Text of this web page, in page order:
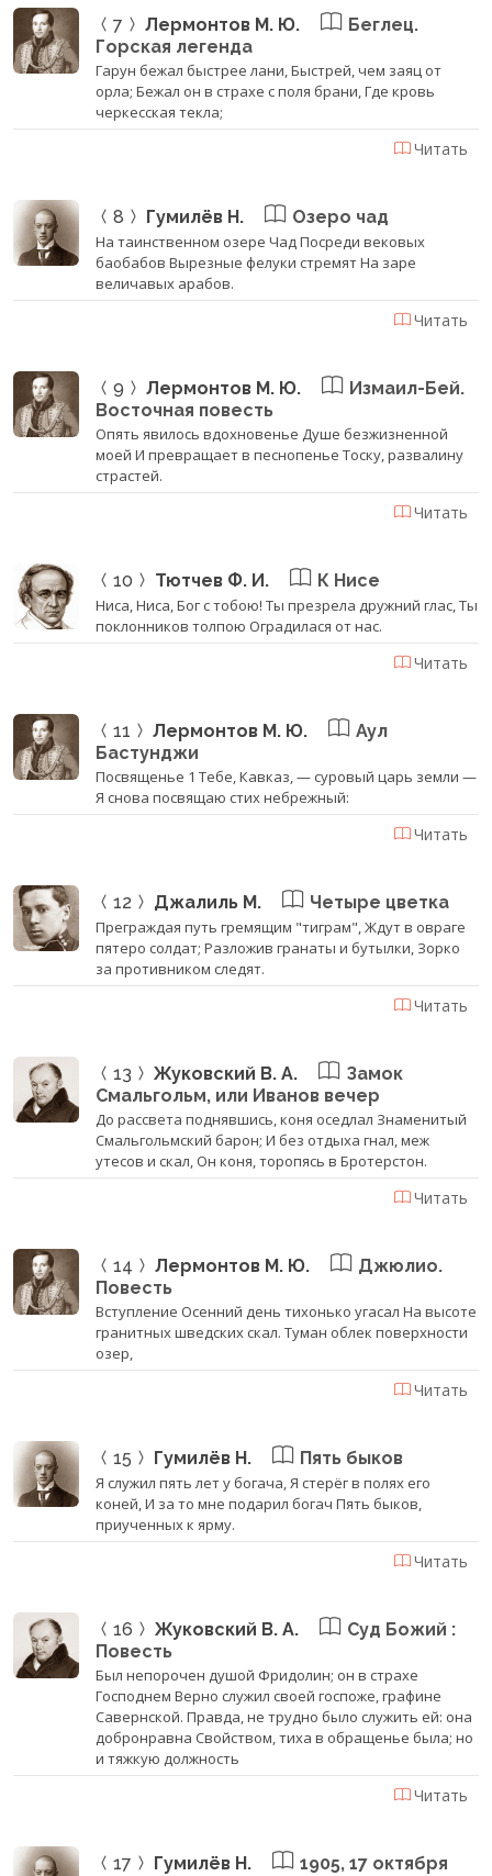
7 Лермонтов М. Ю.
Беглец.
Горская легенда
Гарун бежал быстрее лани, Быстрей, чем заяц от
орла; Бежал он в страхе с поля брани, Где кровь
черкесская текла;
Читать
8 Гумилёв Н. Озеро чад
На таинственном озере Чад Посреди вековых
баобабов Вырезные фелуки стремят На заре
величавых арабов.
Читать
9 Лермонтов М. Ю.
Измаил-Бей.
Восточная повесть
Опять явилось вдохновенье Душе безжизненной
моей И превращает в песнопенье Тоску, развалину
страстей.
Читать
10 Тютчев Ф. И. К Нисе
Ниса, Ниса, Бог с тобою! Ты презрела дружний глас, Ты
поклонников толпою Оградилася от нас.
Читать
11 Лермонтов М. Ю.
Аул
Бастунджи
Посвященье 1 Тебе, Кавказ, — суровый царь земли —
Я снова посвящаю стих небрежный:
Читать
12 Джалиль М. Четыре цветка
Преграждая путь гремящим "тиграм", Ждут в овраге
пятеро солдат; Разложив гранаты и бутылки, Зорко
за противником следят.
Читать
13 Жуковский В. А.
Замок
Смальгольм, или Иванов вечер
До рассвета поднявшись, коня оседлал Знаменитый
Смальгольмский барон; И без отдыха гнал, меж
утесов и скал, Он коня, торопясь в Бротерстон.
Читать
14 Лермонтов М. Ю.
Джюлио.
Повесть
Вступление Осенний день тихонько угасал На высоте
гранитных шведских скал. Туман облек поверхности
озер,
Читать
15 Гумилёв Н. Пять быков
Я служил пять лет у богача, Я стерёг в полях его
коней, И за то мне подарил богач Пять быков,
приученных к ярму.
Читать
16 Жуковский В. А.
Суд Божий :
Повесть
Был непорочен душой Фридолин; он в страхе
Господнем Верно служил своей госпоже, графине
Савернской. Правда, не трудно было служить ей: она
добронравна Свойством, тиха в обращенье была; но
и тяжкую должность
Читать
17 Гумилёв Н. 1905, 17 октября